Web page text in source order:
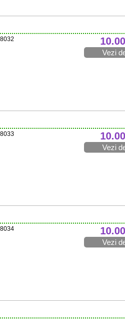
10.00
Vezi
8032
10.00
Vezi
8033
10.00
Vezi
8034